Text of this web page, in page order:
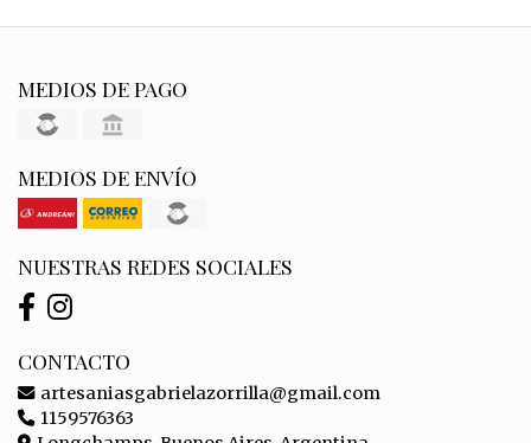
MEDIOS DE PAGO
MEDIOS DE ENVÍO
NUESTRAS REDES SOCIALES
CONTACTO
artesaniasgabrielazorrilla@gmail.com
1159576363